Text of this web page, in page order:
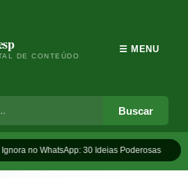
DE CONTEÚDO
Buscar
☰ MENU
no WhatsApp: 30 Ideias Poderosas